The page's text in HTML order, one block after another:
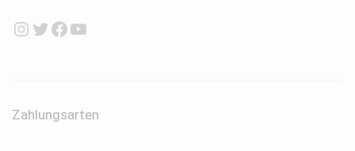
Instagram
Twitter
Facebook
YouTube
Zahlungsarten